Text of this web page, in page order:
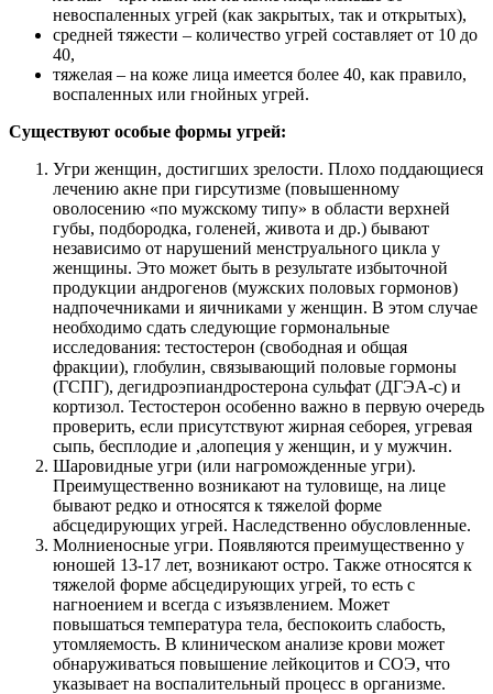
невоспаленных угрей (как закрытых, так и открытых),
средней тяжести – количество угрей составляет от 10 до
40,
тяжелая – на коже лица имеется более 40, как правило,
воспаленных или гнойных угрей.
Существуют особые формы угрей:
Угри женщин, достигших зрелости. Плохо поддающиеся
лечению акне при гирсутизме (повышенному
оволосению «по мужскому типу» в области верхней
губы, подбородка, голеней, живота и др.) бывают
независимо от нарушений менструального цикла у
женщины. Это может быть в результате избыточной
продукции андрогенов (мужских половых гормонов)
надпочечниками и яичниками у женщин. В этом случае
необходимо сдать следующие гормональные
исследования: тестостерон (свободная и общая
фракции), глобулин, связывающий половые гормоны
(ГСПГ), дегидроэпиандростерона сульфат (ДГЭА-с) и
кортизол. Тестостерон особенно важно в первую очередь
проверить, если присутствуют жирная себорея, угревая
сыпь, бесплодие и ,алопеция у женщин, и у мужчин.
Шаровидные угри (или нагроможденные угри).
Преимущественно возникают на туловище, на лице
бывают редко и относятся к тяжелой форме
абсцедирующих угрей. Наследственно обусловленные.
Молниеносные угри. Появляются преимущественно у
юношей 13-17 лет, возникают остро. Также относятся к
тяжелой форме абсцедирующих угрей, то есть с
нагноением и всегда с изъязвлением. Может
повышаться температура тела, беспокоить слабость,
утомляемость. В клиническом анализе крови может
обнаруживаться повышение лейкоцитов и СОЭ, что
указывает на воспалительный процесс в организме.